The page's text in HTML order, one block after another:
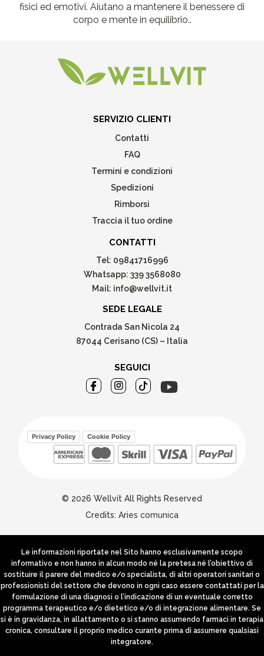
fisici ed emotivi. Aiutano a mantenere il benessere di
corpo e mente in equilibrio..
SERVIZIO CLIENTI
Contatti
FAQ
Termini e condizioni
Spedizioni
Rimborsi
Traccia il tuo ordine
CONTATTI
Tel: 09841716996
Whatsapp: 339 3568080
Mail: info@wellvit.it
SEDE LEGALE
Contrada San Nicola 24
87044 Cerisano (CS) – Italia
SEGUICI
Privacy Policy Cookie Policy
© 2026 Wellvit All Rights Reserved
Credits: Aries comunica
Le informazioni riportate nel Sito hanno esclusivamente scopo
informativo e non hanno in alcun modo né la pretesa né l’obiettivo di
sostituire il parere del medico e/o specialista, di altri operatori sanitari o
professionisti del settore che devono in ogni caso essere contattati per la
formulazione di una diagnosi o l’indicazione di un eventuale corretto
programma terapeutico e/o dietetico e/o di integrazione alimentare. Se
si è in gravidanza, in allattamento o si stanno assumendo farmaci in terapia
cronica, consultare il proprio medico curante prima di assumere qualsiasi
integratore.